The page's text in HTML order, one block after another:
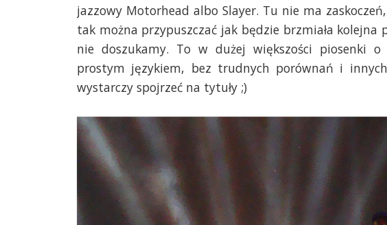
jazzowy Motorhead albo Slayer. Tu nie ma
tak można przypuszczać jak będzie brzmiała kolejna
nie doszukamy. To w dużej większości piosenki o
prostym językiem, bez trudnych porównań i
wystarczy spojrzeć na tytuły ;)